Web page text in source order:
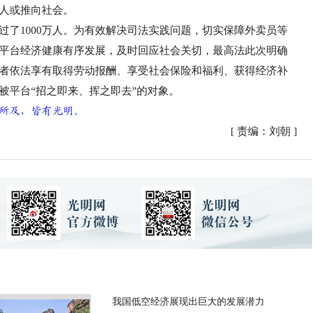
或推向社会。
1000万人。为有效解决司法实践问题，切实保障外卖员等
台经济健康有序发展，及时回应社会关切，最高法此次明确
依法享有取得劳动报酬、享受社会保险和福利、获得经济补
台“招之即来、挥之即去”的对象。
及，皆有光明。
[ 责编：刘朝 ]
我国低空经济展现出巨大的发展潜力